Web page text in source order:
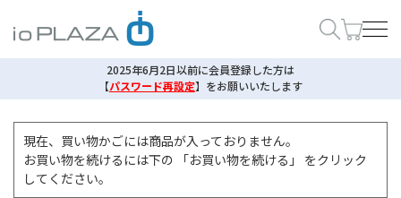
2025年6月2日以前に会員登録した方は
【パスワード再設定】 をお願いいたします
現在、買い物かごには商品が入っておりません。
お買い物を続けるには下の 「お買い物を続ける」 をクリック
してください。